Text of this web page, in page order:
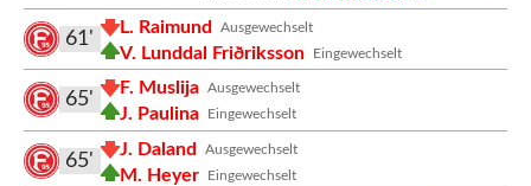
Ausgewechselt
L. Raimund
Eingewechselt
V. Lunddal Friðriksson
61'
Ausgewechselt
F. Muslija
Eingewechselt
J. Paulina
65'
Ausgewechselt
J. Daland
Eingewechselt
M. Heyer
65'